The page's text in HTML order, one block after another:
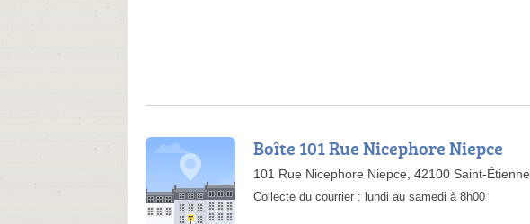
Boîte 101 Rue Nicephore Niepce
101 Rue Nicephore Niepce, 42100 Saint-Étienne
Collecte du courrier : lundi au samedi à 8h00